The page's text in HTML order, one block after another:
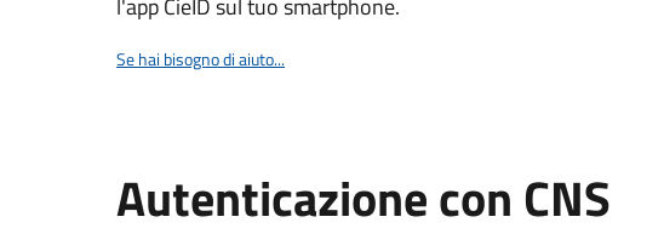
l'app CieID sul tuo smartphone.
Se hai bisogno di aiuto...
Autenticazione con CNS